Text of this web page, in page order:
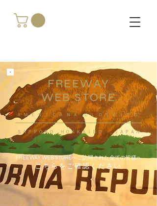
FREEWAY
WEB STORE
​ＡＭＥＲＩＣＡＮＡ ＣＬＯＴＨＩＮＧ
ＳＡＰＰＯＲＯ ＨＯＫＫＡＩＤＯ ，ＪＡＰＡＮ
FREEWAY WEB STOREへご訪問された全ての皆様へ
こちらをご確認ください